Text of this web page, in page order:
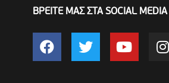
ΒΡΕΙΤΕ ΜΑΣ ΣΤΑ SOCIAL MEDIA